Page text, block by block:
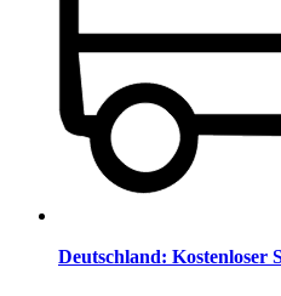
Deutschland: Kostenloser